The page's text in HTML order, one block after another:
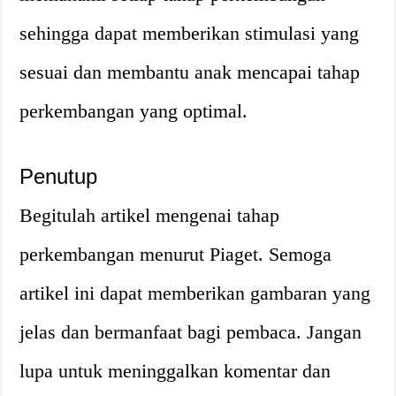
sehingga dapat memberikan stimulasi yang
sesuai dan membantu anak mencapai tahap
perkembangan yang optimal.
Penutup
Begitulah artikel mengenai tahap
perkembangan menurut Piaget. Semoga
artikel ini dapat memberikan gambaran yang
jelas dan bermanfaat bagi pembaca. Jangan
lupa untuk meninggalkan komentar dan